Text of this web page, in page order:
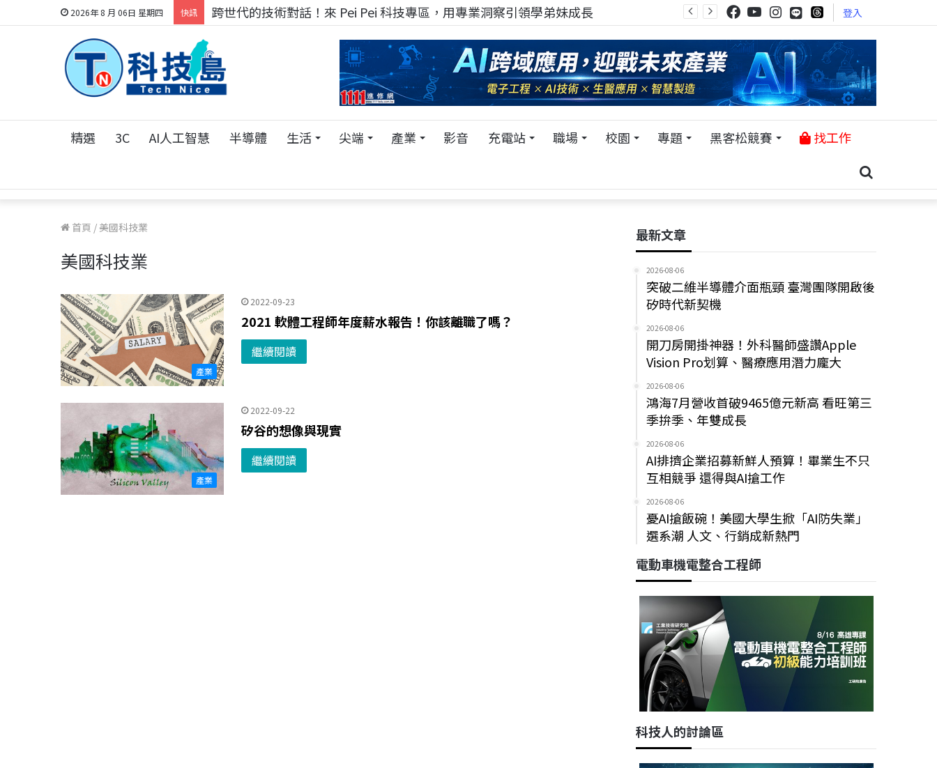
2026年 8 月 06日 星期四 快訊 科技人的經驗傳承地！在 Pei Pei 科技專區，與學弟妹交流最硬核的技術 登入
精選 3C AI人工智慧 半導體 生活 尖端 產業 影音 充電站 職場 校園 專題 黑客松競賽 找工作
首頁 / 美國科技業
美國科技業
產業
2022-09-23
2021 軟體工程師年度薪水報告！你該離職了嗎？
繼續閱讀
產業
2022-09-22
矽谷的想像與現實
繼續閱讀
最新文章
2026-08-06
突破二維半導體介面瓶頸 臺灣團隊開啟後
矽時代新契機
2026-08-06
開刀房開掛神器！外科醫師盛讚Apple
Vision Pro划算、醫療應用潛力龐大
2026-08-06
鴻海7月營收首破9465億元新高 看旺第三
季拚季、年雙成長
2026-08-06
AI排擠企業招募新鮮人預算！畢業生不只
互相競爭 還得與AI搶工作
2026-08-06
憂AI搶飯碗！美國大學生掀「AI防失業」
選系潮 人文、行銷成新熱門
電動車機電整合工程師
科技人的討論區